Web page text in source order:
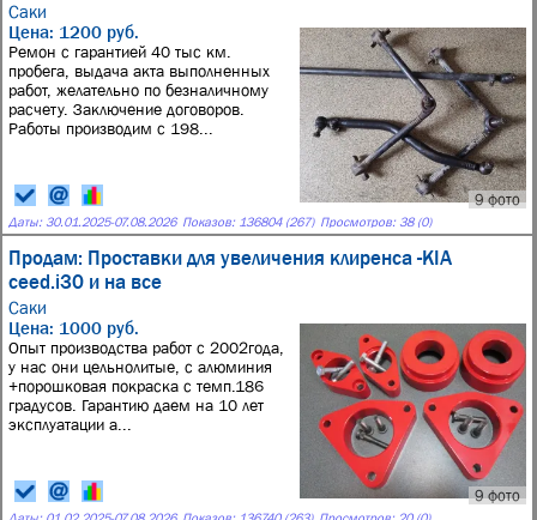
Саки
9 фото
Цена: 1200 руб.
Ремон с гарантией 40 тыс км.
пробега, выдача акта выполненных
работ, желательно по безналичному
расчету. Заключение договоров.
Работы производим с 198...
Даты: 30.01.2025-07.08.2026 Показов: 136804 (267) Просмотров: 38 (0)
Продам: Проставки для увеличения клиренса -KIA
ceed.i30 и на все
Саки
9 фото
Цена: 1000 руб.
Опыт производства работ с 2002года,
у нас они цельнолитые, с алюминия
+порошковая покраска с темп.186
градусов. Гарантию даем на 10 лет
эксплуатации а...